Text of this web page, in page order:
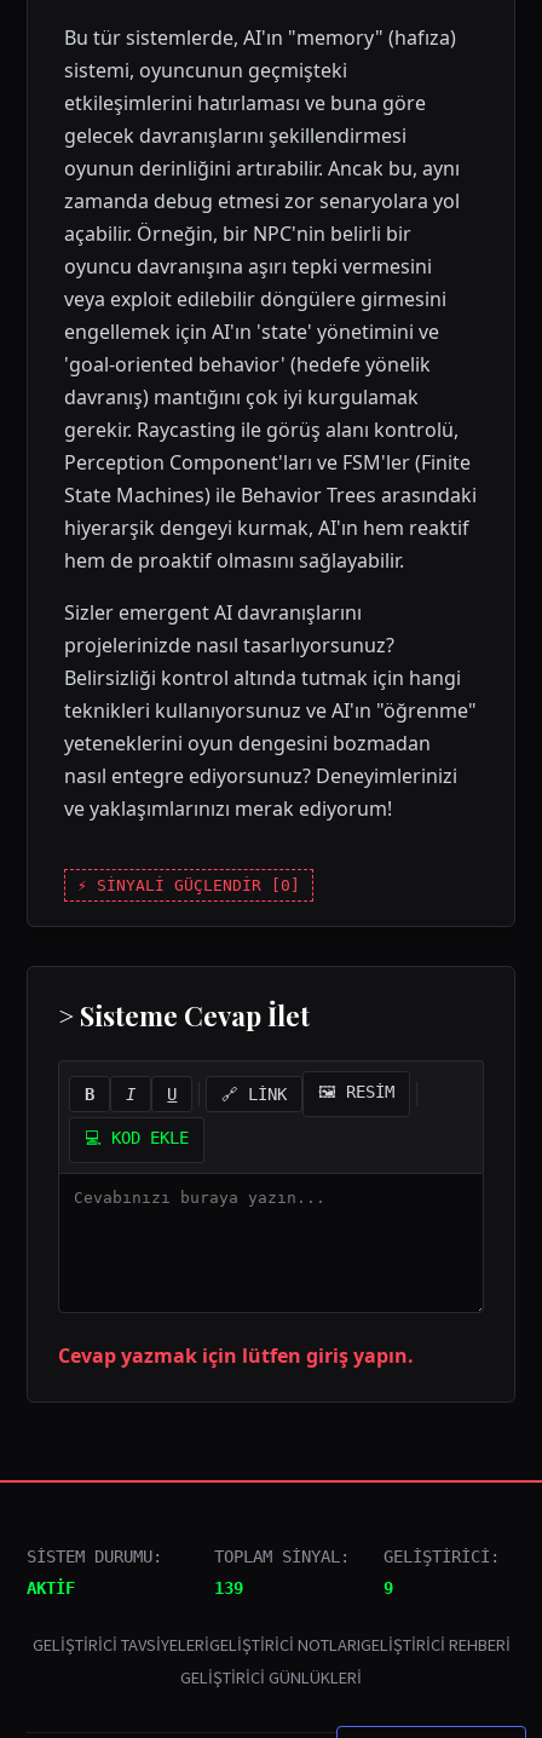
Bu tür sistemlerde, AI'ın "memory" (hafıza)
sistemi, oyuncunun geçmişteki
etkileşimlerini hatırlaması ve buna göre
gelecek davranışlarını şekillendirmesi
oyunun derinliğini artırabilir. Ancak bu, aynı
zamanda debug etmesi zor senaryolara yol
açabilir. Örneğin, bir NPC'nin belirli bir
oyuncu davranışına aşırı tepki vermesini
veya exploit edilebilir döngülere girmesini
engellemek için AI'ın 'state' yönetimini ve
'goal-oriented behavior' (hedefe yönelik
davranış) mantığını çok iyi kurgulamak
gerekir. Raycasting ile görüş alanı kontrolü,
Perception Component'ları ve FSM'ler (Finite
State Machines) ile Behavior Trees arasındaki
hiyerarşik dengeyi kurmak, AI'ın hem reaktif
hem de proaktif olmasını sağlayabilir.
Sizler emergent AI davranışlarını
projelerinizde nasıl tasarlıyorsunuz?
Belirsizliği kontrol altında tutmak için hangi
teknikleri kullanıyorsunuz ve AI'ın "öğrenme"
yeteneklerini oyun dengesini bozmadan
nasıl entegre ediyorsunuz? Deneyimlerinizi
ve yaklaşımlarınızı merak ediyorum!
⚡ SİNYALİ GÜÇLENDİR [0
> Sisteme Cevap İlet
B I U 🔗 LİNK 🖼️ RESİM
💻 KOD EKLE
Cevap yazmak için lütfen giriş yapın.
SİSTEM DURUMU:
AKTİF
TOPLAM SİNYAL:
139
GELİŞTİRİCİ:
9
GELIŞTIRICI TAVSIYELERIGELIŞTIRICI NOTLARIGELIŞTIRICI REHBERI
GELIŞTIRICI GÜNLÜKLERI